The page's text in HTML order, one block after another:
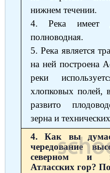
нижнем течении.
4. Река имеет
полноводная.
5. Река является
на ней построена
реки
хлопковых полей,
развито
зерна и
4. Как вы
чередование
северном и
Атласских гор?